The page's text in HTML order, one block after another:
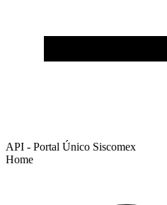
API - Portal Único Siscomex
Home